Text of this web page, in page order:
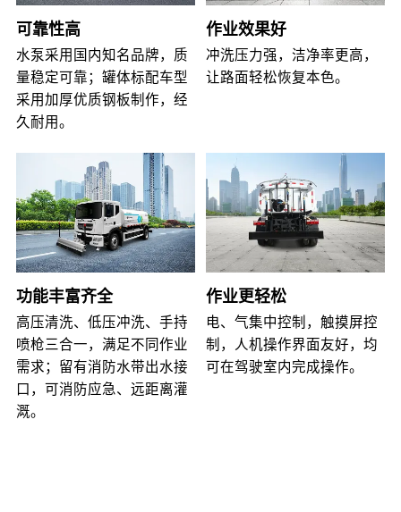
可靠性高
水泵采用国内知名品牌，质
量稳定可靠；罐体标配车型
采用加厚优质钢板制作，经
久耐用。
作业效果好
冲洗压力强，洁净率更高，
让路面轻松恢复本色。
功能丰富齐全
高压清洗、低压冲洗、手持
喷枪三合一，满足不同作业
需求；留有消防水带出水接
口，可消防应急、远距离灌
溉。
作业更轻松
电、气集中控制，触摸屏控
制，人机操作界面友好，均
可在驾驶室内完成操作。